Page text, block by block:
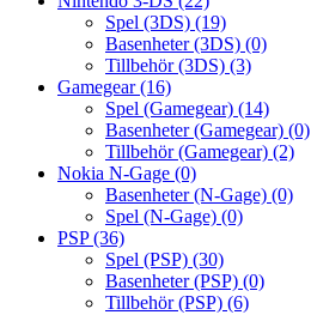
Spel (3DS) (19)
Basenheter (3DS) (0)
Tillbehör (3DS) (3)
Gamegear(16)
Spel (Gamegear) (14)
Basenheter (Gamegear) (0)
Tillbehör (Gamegear) (2)
Nokia N-Gage (0)
Basenheter (N-Gage) (0)
Spel (N-Gage) (0)
PSP(36)
Spel (PSP) (30)
Basenheter (PSP) (0)
Tillbehör (PSP) (6)